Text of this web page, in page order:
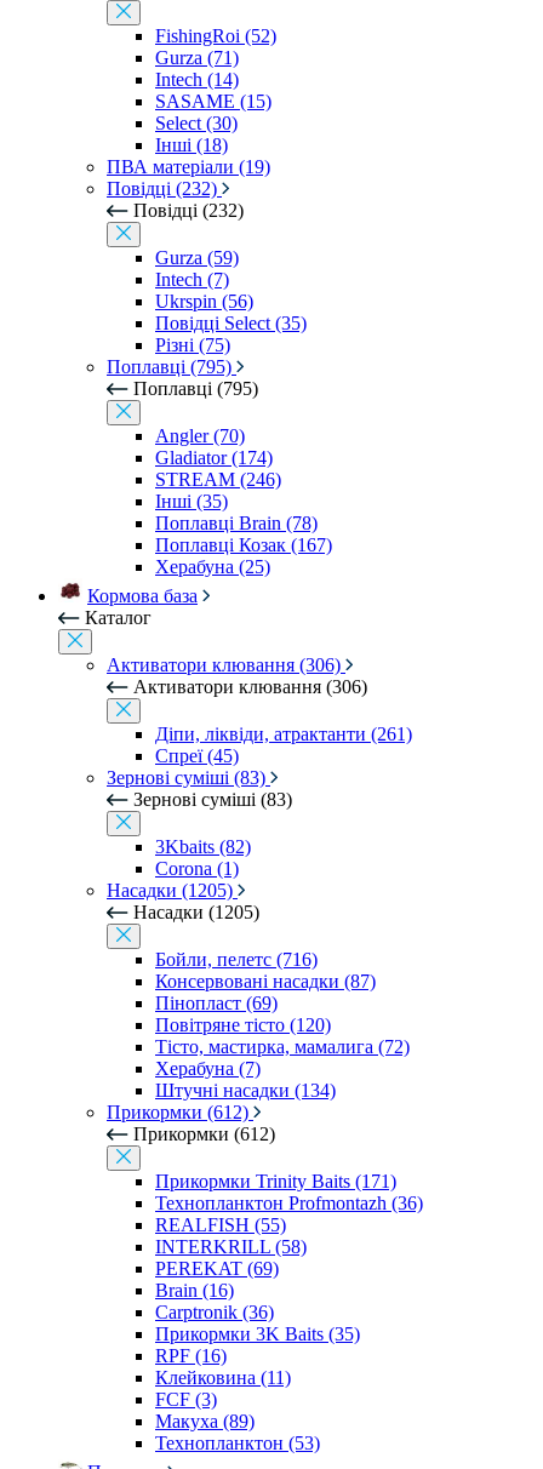
FishingRoi (52)
Gurza (71)
Intech (14)
SASAME (15)
Select (30)
Інші (18)
ПВА матеріали (19)
Повідці (232)
Повідці (232)
Gurza (59)
Intech (7)
Ukrspin (56)
Повідці Select (35)
Різні (75)
Поплавці (795)
Поплавці (795)
Angler (70)
Gladiator (174)
STREAM (246)
Інші (35)
Поплавці Brain (78)
Поплавці Козак (167)
Херабуна (25)
Кормова база
Каталог
Активатори клювання (306)
Активатори клювання (306)
Діпи, ліквіди, атрактанти (261)
Спреї (45)
Зернові суміші (83)
Зернові суміші (83)
3Kbaits (82)
Corona (1)
Насадки (1205)
Насадки (1205)
Бойли, пелетс (716)
Консервовані насадки (87)
Пінопласт (69)
Повітряне тісто (120)
Тісто, мастирка, мамалига (72)
Херабуна (7)
Штучні насадки (134)
Прикормки (612)
Прикормки (612)
Прикормки Trinity Baits (171)
Технопланктон Profmontazh (36)
REALFISH (55)
INTERKRILL (58)
PEREKAT (69)
Brain (16)
Carptronik (36)
Прикормки 3K Baits (35)
RPF (16)
Клейковина (11)
FCF (3)
Макуха (89)
Технопланктон (53)